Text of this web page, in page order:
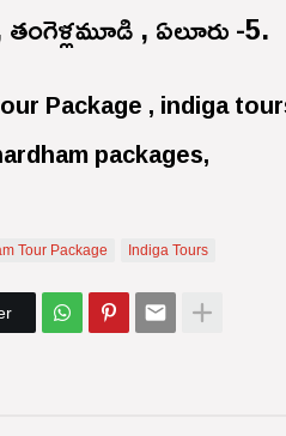
తంగెళ్లమూడి , ఏలూరు -5.
Package , indiga
packages,
Tour Package Indiga Tours